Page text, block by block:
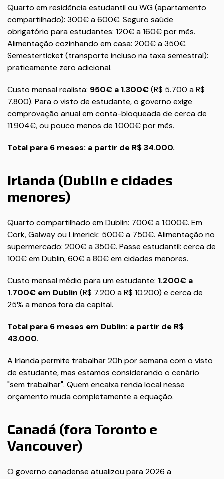
Quarto em residência estudantil ou WG (apartamento
compartilhado): 300€ a 600€. Seguro saúde
obrigatório para estudantes: 120€ a 160€ por mês.
Alimentação cozinhando em casa: 200€ a 350€.
Semesterticket (transporte incluso na taxa semestral):
praticamente zero adicional.
Custo mensal realista: 950€ a 1.300€(R$ 5.700 a R$
7.800). Para o visto de estudante, o governo exige
comprovação anual em conta-bloqueada de cerca de
11.904€, ou pouco menos de 1.000€ por mês.
Total para 6 meses: a partir de R$ 34.000.
Irlanda (Dublin e cidades
menores)
Quarto compartilhado em Dublin: 700€ a 1.000€. Em
Cork, Galway ou Limerick: 500€ a 750€. Alimentação no
supermercado: 200€ a 350€. Passe estudantil: cerca de
100€ em Dublin, 60€ a 80€ em cidades menores.
Custo mensal médio para um estudante: 1.200€ a
1.700€ em Dublin (R$ 7.200 a R$ 10.200) e cerca de
25% a menos fora da capital.
Total para 6 meses em Dublin: a partir de R$
43.000.
A Irlanda permite trabalhar 20h por semana com o visto
de estudante, mas estamos considerando o cenário
"sem trabalhar". Quem encaixa renda local nesse
orçamento muda completamente a equação.
Canadá (fora Toronto e
Vancouver)
O governo canadense atualizou para 2026 a